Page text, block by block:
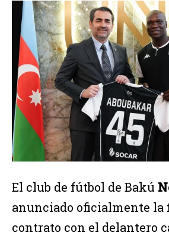
El club de fútbol de Bakú
anunciado oficialmente la
contrato con el delantero